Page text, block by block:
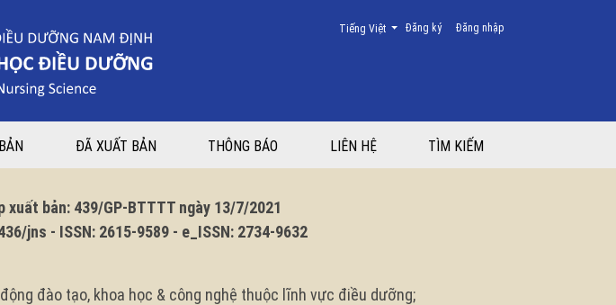
Đăng ký Đăng nhập
Thay đổi ngôn ngữ. Ngôn ngữ hiện tại là:
Tiếng Việt
ĐÃ XUẤT BẢN THÔNG BÁO LIÊN HỆ TÌM KIẾM
439/GP-BTTTT ngày 13/7/2021
ISSN: 2615-9589 - e_ISSN: 2734-9632
đào tạo, khoa học & công nghệ thuộc lĩnh vực điều dưỡng;